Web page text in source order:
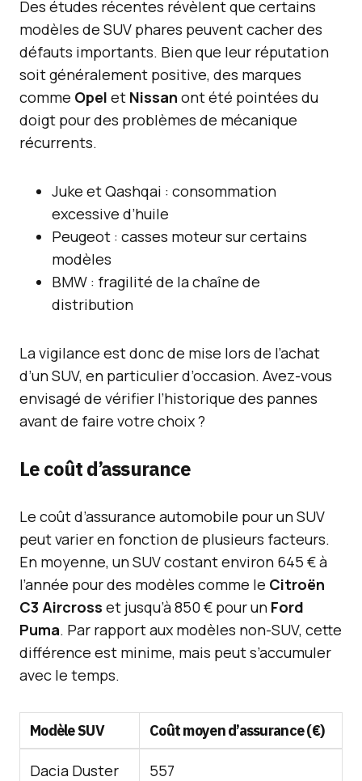
Des études récentes révèlent que certains
modèles de SUV phares peuvent cacher des
défauts importants. Bien que leur réputation
soit généralement positive, des marques
comme Opel et Nissan ont été pointées du
doigt pour des problèmes de mécanique
récurrents.
Juke et Qashqai : consommation
excessive d’huile
Peugeot : casses moteur sur certains
modèles
BMW : fragilité de la chaîne de
distribution
La vigilance est donc de mise lors de l’achat
d’un SUV, en particulier d’occasion. Avez-vous
envisagé de vérifier l’historique des pannes
avant de faire votre choix ?
Le coût d’assurance
Le coût d’assurance automobile pour un SUV
peut varier en fonction de plusieurs facteurs.
En moyenne, un SUV costant environ 645 € à
l’année pour des modèles comme le Citroën
C3 Aircross et jusqu’à 850 € pour un Ford
Puma. Par rapport aux modèles non-SUV, cette
différence est minime, mais peut s’accumuler
avec le temps.
Modèle SUV Coût moyen d’assurance (€)
Dacia Duster 557